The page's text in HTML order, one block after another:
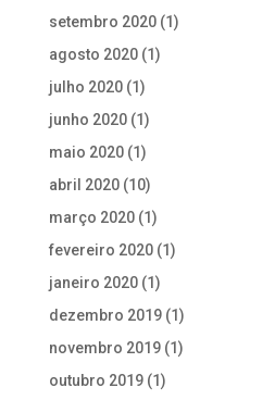
setembro 2020(1)
agosto 2020(1)
julho 2020(1)
junho 2020(1)
maio 2020(1)
abril 2020(10)
março 2020(1)
fevereiro 2020(1)
janeiro 2020(1)
dezembro 2019(1)
novembro 2019(1)
outubro 2019(1)